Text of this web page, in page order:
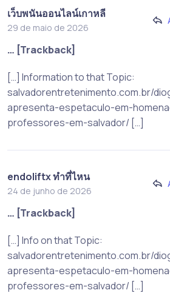
เว็บพนันออนไลน์เกาหลี
29 de maio de 2026
… [Trackback]
[…] Information to that Topic:
salvadorentretenimento.com.br/
apresenta-espetaculo-em-
professores-em-salvador/ […]
endoliftx ทำที่ไหน
24 de junho de 2026
… [Trackback]
[…] Info on that Topic:
salvadorentretenimento.com.br/
apresenta-espetaculo-em-
professores-em-salvador/ […]